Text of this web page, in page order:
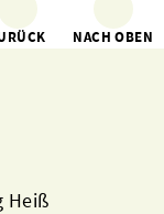
NACH OBEN
Heiß